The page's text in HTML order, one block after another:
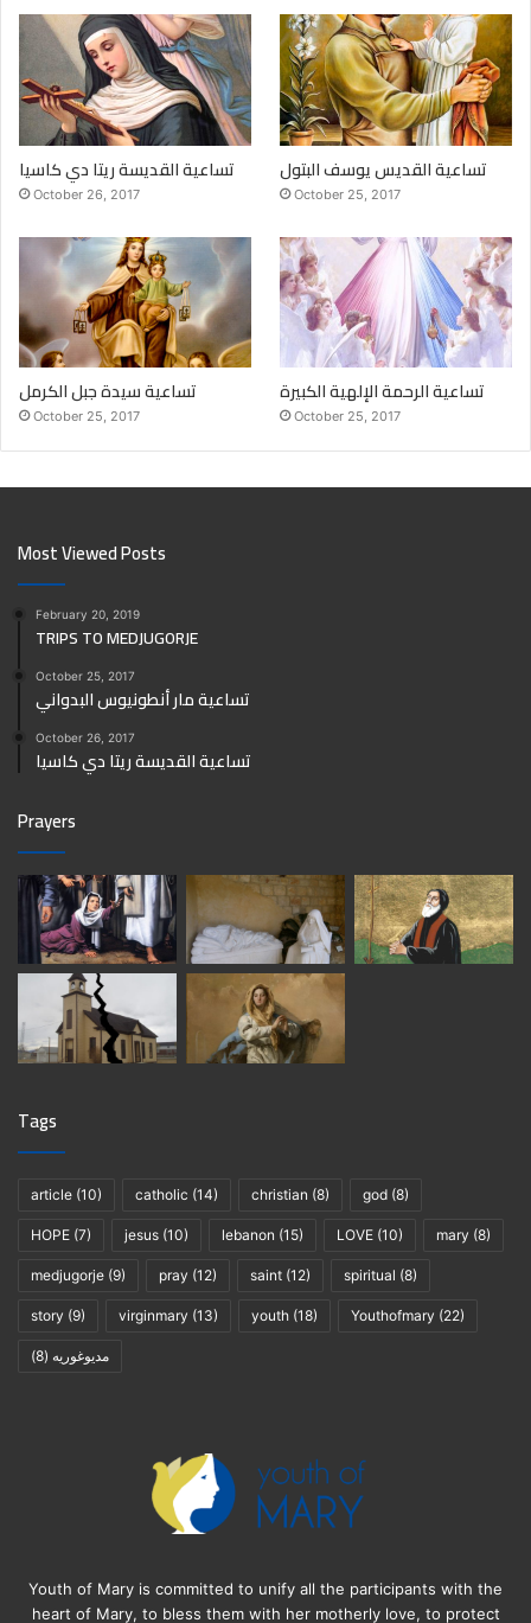
تساعية القديسة ريتا دي كاسيا
October 26, 2017
تساعية القديس يوسف البتول
October 25, 2017
تساعية سيدة جبل الكرمل
October 25, 2017
تساعية الرحمة الإلهية الكبيرة
October 25, 2017
Most Viewed Posts
February 20, 2019
TRIPS TO MEDJUGORJE
October 25, 2017
تساعية مار أنطونيوس البدواني
October 26, 2017
تساعية القديسة ريتا دي كاسيا
Prayers
Tags
article (10) catholic (14) christian (8) god (8)
HOPE (7) jesus (10) lebanon (15) LOVE (10) mary (8)
medjugorje (9) pray (12) saint (12) spiritual (8)
story (9) virginmary (13) youth (18) Youthofmary (22)
مديوغوريه (8)
Youth of Mary is committed to unify all the participants with the
heart of Mary, to bless them with her motherly love, to protect